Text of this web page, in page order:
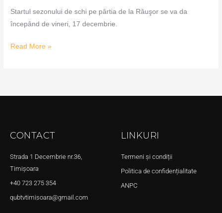
Startul sezonului de schi pe pârtia de la Râuşor se va da
începând de vineri, 17 decembrie.
Read More »
CONTACT
Strada 1 Decembrie nr.36,
Timișoara
+40 723 275 354
qubtvtimisoara@gmail.com
LINKURI
Termeni și condiții
Politica de confidențialitate
ANPC